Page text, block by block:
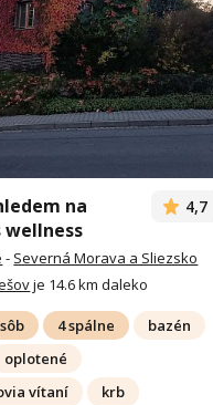
na
wellness
4,7
- Severná Morava a Sliezsko
je 14.6 km daleko
4 spálne
bazén
oplotené
vítaní
krb